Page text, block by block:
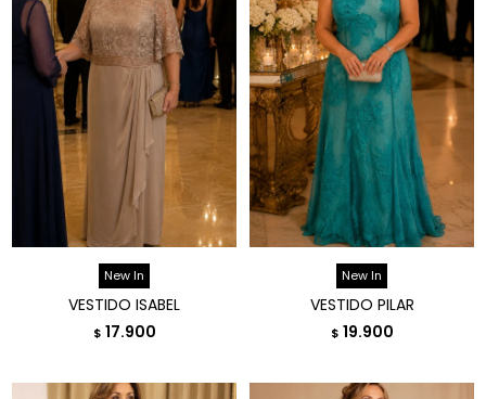
New In
VESTIDO ISABEL
$ 17.900
New In
VESTIDO PILAR
$ 19.900